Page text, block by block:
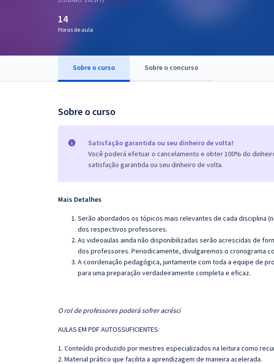
OAB
14
Horas de aula
Sobre o curso Sobre o concurso
Sobre o curso
Satisfação garantida ou seu dinheiro de volta!
Você poderá efetuar o cancelamento e obter 100% do
satisfação garantida ou seu dinheiro de volta.
Mais Detalhes
Serão abordados os tópicos mais relevantes de cada disciplina
dos respectivos professores.
As videoaulas ainda não disponibilizadas serão acrescidas de
dos professores. Periodicamente, divulgaremos o cronograma
A coordenação pedagógica, juntamente com toda a equipe de
para uma preparação verdadeiramente completa e eficaz.
O rol de professores poderá sofrer acrésci
AULAS EM PDF AUTOSSUFICIENTES:
1. Conteúdo produzido por mestres especializados na leitura como
2. Material prático que facilita a aprendizagem de maneira acelerada.